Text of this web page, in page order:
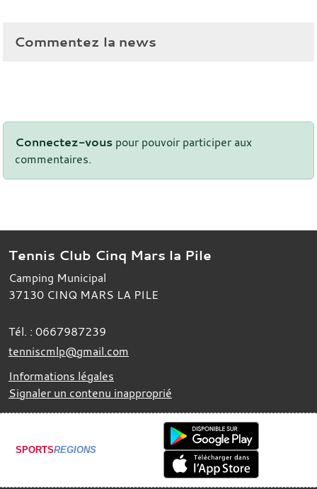
Commentez la news
Connectez-vous pour pouvoir participer aux
commentaires.
Tennis Club Cinq Mars la Pile
Camping Municipal
37130 CINQ MARS LA PILE
Tél. : 0667987239
tenniscmlp@gmail.com
Informations légales
Signaler un contenu inapproprié
SPORTSREGIONS